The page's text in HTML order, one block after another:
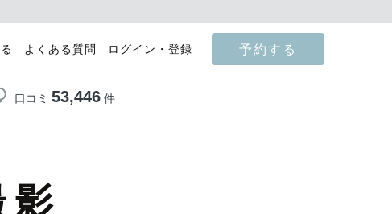
よくある質問 ログイン・登録 予約する
口コミ 53,446件